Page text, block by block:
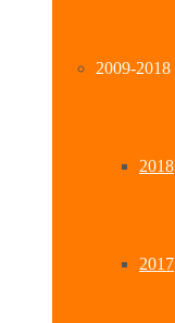
2009-2018
2018
2017